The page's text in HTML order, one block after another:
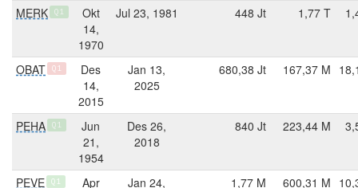
MERK Q1
Okt
14,
1970
Jul 23, 1981 448 Jt 1,77 T
OBAT Q1
Des
14,
2015
Jan 13,
2025
680,38 Jt 167,37 M
PEHA Q1
Jun
21,
1954
Des 26,
2018
840 Jt 223,44 M
PEVE Q1
Apr
Jan 24,
1,77 M 600,31 M